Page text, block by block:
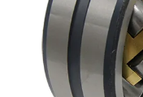
PRODUK
TENTANG
KAMI